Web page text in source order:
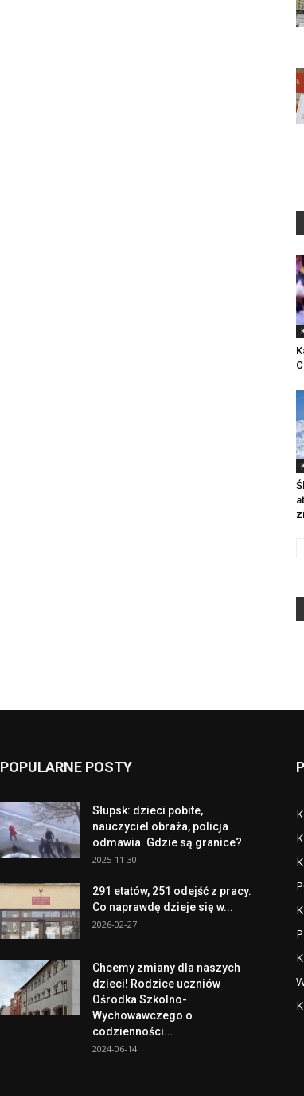
POPULARNE POSTY
Słupsk: dzieci pobite,
nauczyciel obraża, policja
odmawia. Gdzie są granice?
2025-11-30
291 etatów, 251 odejść z pracy.
Co naprawdę dzieje się w...
2026-02-27
Chcemy zmiany dla naszych
dzieci! Rodzice uczniów
Ośrodka Szkolno-
Wychowawczego o
codzienności...
2024-06-14